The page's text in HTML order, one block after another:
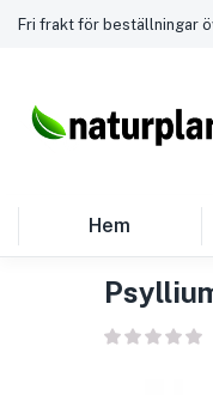
Fri frakt för beställningar
Hem